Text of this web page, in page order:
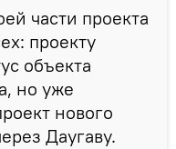
части проекта
проекту
объекта
но уже
нового
Даугаву.